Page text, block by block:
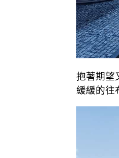
抱著期望
緩緩的往